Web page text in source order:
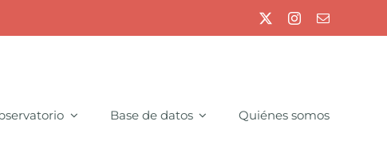
Base de datos Quiénes somos